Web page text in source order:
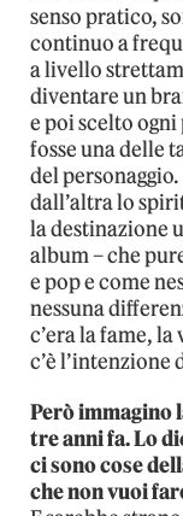
senso pratico,
continuo a
a livello
diventare un
e poi scelto
fosse una delle
del
dall’altra lo
la destinazione
album – che
e pop e come
nessuna
c’era la fame,
c’è
Però immagino
tre anni fa. Lo
ci sono cose
che non vuoi